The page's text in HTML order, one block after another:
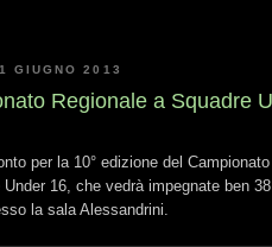
GIUGNO 2013
Regionale a Squadre
per la 10° edizione del
Under 16, che vedrà impegnate ben
la sala Alessandrini.